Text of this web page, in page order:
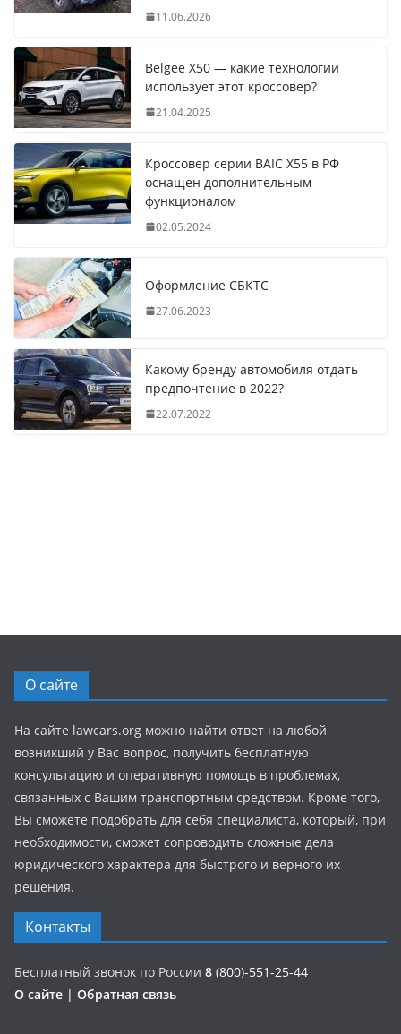
11.06.2026
Belgee X50 — какие технологии
использует этот кроссовер?
21.04.2025
Кроссовер серии BAIC X55 в РФ
оснащен дополнительным
функционалом
02.05.2024
Оформление СБКТС
27.06.2023
Какому бренду автомобиля отдать
предпочтение в 2022?
22.07.2022
О сайте
На сайте lawcars.org можно найти ответ на любой
возникший у Вас вопрос, получить бесплатную
консультацию и оперативную помощь в проблемах,
связанных с Вашим транспортным средством. Кроме того,
Вы сможете подобрать для себя специалиста, который, при
необходимости, сможет сопроводить сложные дела
юридического характера для быстрого и верного их
решения.
Контакты
Бесплатный звонок по России 8 (800)-551-25-44
О сайте | Обратная связь